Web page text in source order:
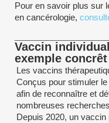
Pour en savoir plus sur
en cancérologie,
Vaccin
exemple concrêt
Les vaccins
Conçus pour stimuler
afin de reconnaître et
nombreuses
Depuis 2020, un